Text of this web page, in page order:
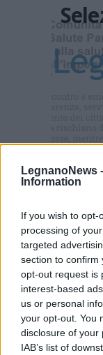
LegnanoNews -
Information
If you wish to
processing of
targeted
section to confirm
opt-out request is
interest-based
us or personal
your opt-out. You
disclosure of your
IAB’s list of
Commenti
Accedi
L'email è richiesta ma
commento esprime il
di VareseNews.it, che
commenti non sono
possono essere
che includano uno o
sistema.